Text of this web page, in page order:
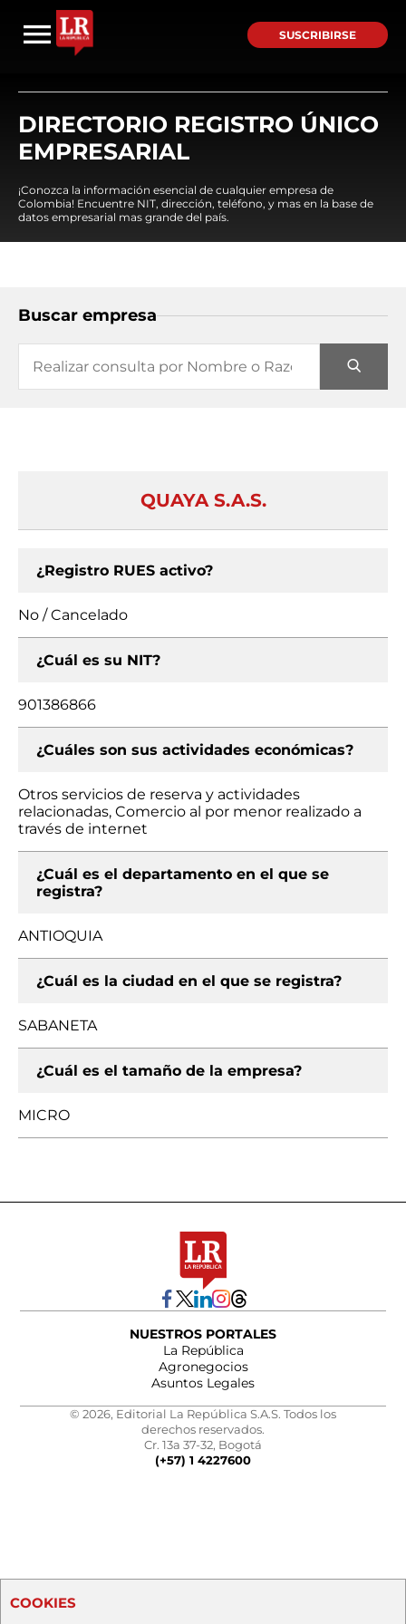
SUSCRIBIRSE
DIRECTORIO REGISTRO ÚNICO
EMPRESARIAL
¡Conozca la información esencial de cualquier empresa de
Colombia! Encuentre NIT, dirección, teléfono, y mas en la base de
datos empresarial mas grande del país.
Buscar empresa
QUAYA S.A.S.
¿Registro RUES activo?
No / Cancelado
¿Cuál es su NIT?
901386866
¿Cuáles son sus actividades económicas?
Otros servicios de reserva y actividades
relacionadas, Comercio al por menor realizado a
través de internet
¿Cuál es el departamento en el que se
registra?
ANTIOQUIA
¿Cuál es la ciudad en el que se registra?
SABANETA
¿Cuál es el tamaño de la empresa?
MICRO
NUESTROS PORTALES
La República
Agronegocios
Asuntos Legales
© 2026, Editorial La República S.A.S. Todos los
derechos reservados.
Cr. 13a 37-32, Bogotá
(+57) 1 4227600
COOKIES